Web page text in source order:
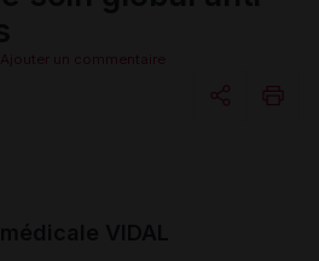
Ajouter un commentaire